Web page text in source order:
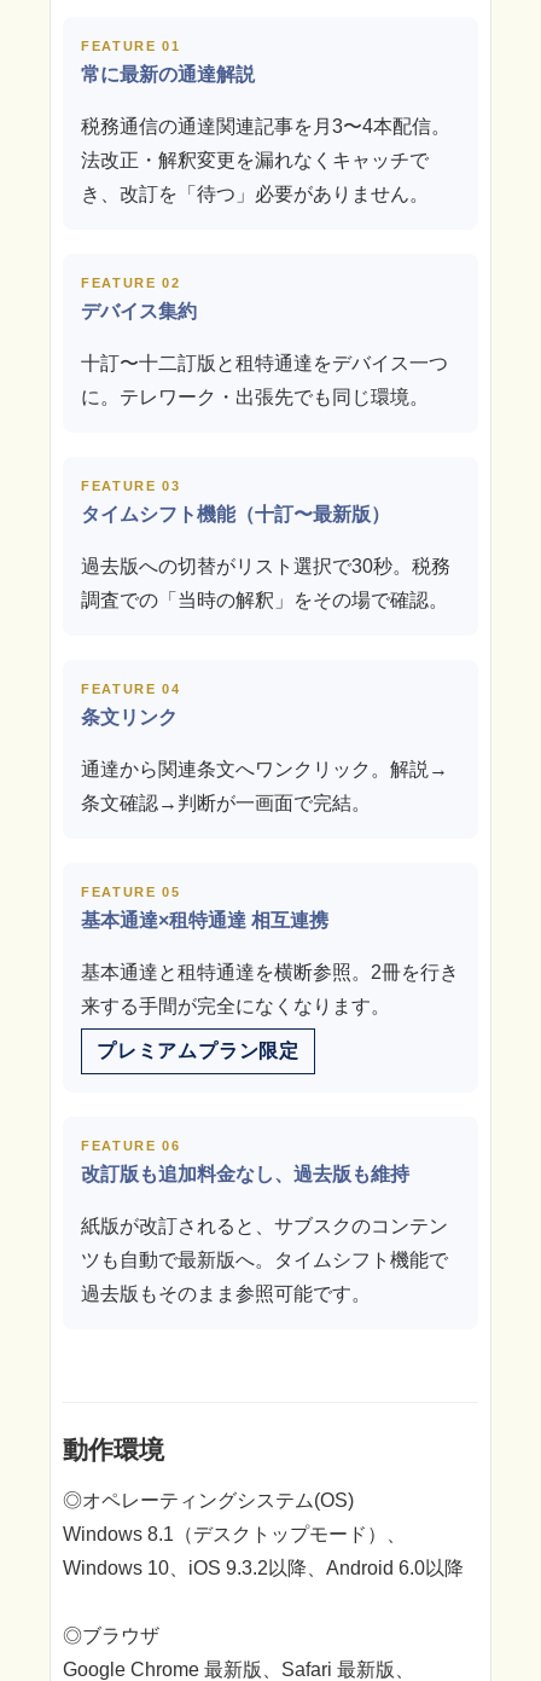
FEATURE 01
常に最新の通達解説
税務通信の通達関連記事を月3〜4本配信。
法改正・解釈変更を漏れなくキャッチで
き、改訂を「待つ」必要がありません。
FEATURE 02
デバイス集約
十訂〜十二訂版と租特通達をデバイス一つ
に。テレワーク・出張先でも同じ環境。
FEATURE 03
タイムシフト機能（十訂〜最新版）
過去版への切替がリスト選択で30秒。税務
調査での「当時の解釈」をその場で確認。
FEATURE 04
条文リンク
通達から関連条文へワンクリック。解説→
条文確認→判断が一画面で完結。
FEATURE 05
基本通達×租特通達 相互連携
基本通達と租特通達を横断参照。2冊を行き
来する手間が完全になくなります。
プレミアムプラン限定
FEATURE 06
改訂版も追加料金なし、過去版も維持
紙版が改訂されると、サブスクのコンテン
ツも自動で最新版へ。タイムシフト機能で
過去版もそのまま参照可能です。
動作環境
◎オペレーティングシステム(OS)
Windows 8.1（デスクトップモード）、
Windows 10、iOS 9.3.2以降、Android 6.0以降
◎ブラウザ
Google Chrome 最新版、Safari 最新版、